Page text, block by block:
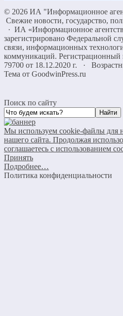
© 2026 ИА "Информационное
Свежие новости, государство,
· ИА «Информационное
зарегистрировано Федеральной
связи, информационных
коммуникаций.
79700 от 18.12.2020 г. ·
Тема от GoodwinPress.ru
Поиск по сайту
Мы используем cookie-файлы для
нашего сайта. Продолжая
соглашаетесь с использованием
Принять
Подробнее…
Политика конфиденциальности